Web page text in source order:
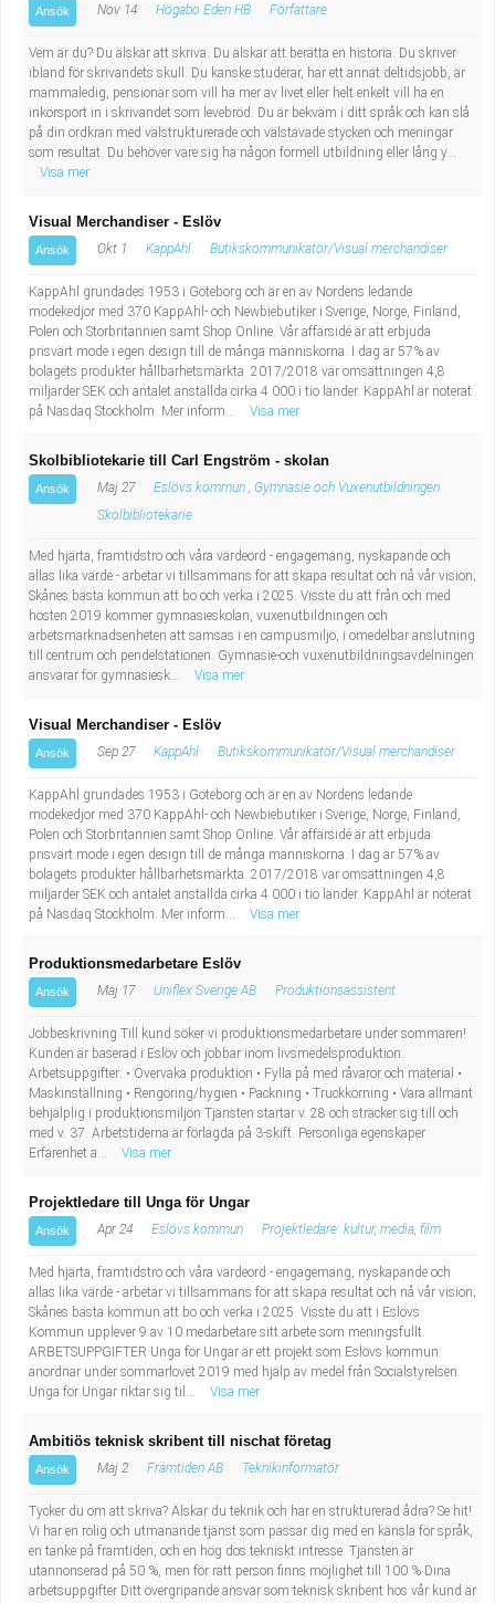
Ansök Nov 14 Högabo Eden HB Författare
Vem är du? Du älskar att skriva. Du älskar att berätta en historia. Du skriver
ibland för skrivandets skull. Du kanske studerar, har ett annat deltidsjobb, är
mammaledig, pensionär som vill ha mer av livet eller helt enkelt vill ha en
inkörsport in i skrivandet som levebröd. Du är bekväm i ditt språk och kan slå
på din ordkran med välstrukturerade och välstavade stycken och meningar
som resultat. Du behöver vare sig ha någon formell utbildning eller lång y...
Visa mer
Visual Merchandiser - Eslöv
Ansök Okt 1 KappAhl Butikskommunikatör/Visual merchandiser
KappAhl grundades 1953 i Göteborg och är en av Nordens ledande
modekedjor med 370 KappAhl- och Newbiebutiker i Sverige, Norge, Finland,
Polen och Storbritannien samt Shop Online. Vår affärsidé är att erbjuda
prisvärt mode i egen design till de många människorna. I dag är 57% av
bolagets produkter hållbarhetsmärkta. 2017/2018 var omsättningen 4,8
miljarder SEK och antalet anställda cirka 4 000 i tio länder. KappAhl är noterat
på Nasdaq Stockholm. Mer inform...
Visa mer
Skolbibliotekarie till Carl Engström - skolan
Ansök Maj 27
Eslövs kommun , Gymnasie och Vuxenutbildningen
Skolbibliotekarie
Med hjärta, framtidstro och våra värdeord - engagemang, nyskapande och
allas lika värde - arbetar vi tillsammans för att skapa resultat och nå vår vision;
Skånes bästa kommun att bo och verka i 2025. Visste du att från och med
hösten 2019 kommer gymnasieskolan, vuxenutbildningen och
arbetsmarknadsenheten att samsas i en campusmiljö, i omedelbar anslutning
till centrum och pendelstationen. Gymnasie-och vuxenutbildningsavdelningen
ansvarar för gymnasiesk...
Visa mer
Visual Merchandiser - Eslöv
Ansök Sep 27 KappAhl Butikskommunikatör/Visual merchandiser
KappAhl grundades 1953 i Göteborg och är en av Nordens ledande
modekedjor med 370 KappAhl- och Newbiebutiker i Sverige, Norge, Finland,
Polen och Storbritannien samt Shop Online. Vår affärsidé är att erbjuda
prisvärt mode i egen design till de många människorna. I dag är 57% av
bolagets produkter hållbarhetsmärkta. 2017/2018 var omsättningen 4,8
miljarder SEK och antalet anställda cirka 4 000 i tio länder. KappAhl är noterat
på Nasdaq Stockholm. Mer inform...
Visa mer
Produktionsmedarbetare Eslöv
Ansök Maj 17 Uniflex Sverige AB Produktionsassistent
Jobbeskrivning Till kund söker vi produktionsmedarbetare under sommaren!
Kunden är baserad i Eslöv och jobbar inom livsmedelsproduktion.
Arbetsuppgifter: • Övervaka produktion • Fylla på med råvaror och material •
Maskinställning • Rengöring/hygien • Packning • Truckkörning • Vara allmänt
behjälplig i produktionsmiljön Tjänsten startar v. 28 och sträcker sig till och
med v. 37. Arbetstiderna är förlagda på 3-skift. Personliga egenskaper
Erfarenhet a...
Visa mer
Projektledare till Unga för Ungar
Ansök Apr 24 Eslövs kommun Projektledare: kultur, media, film
Med hjärta, framtidstro och våra värdeord - engagemang, nyskapande och
allas lika värde - arbetar vi tillsammans för att skapa resultat och nå vår vision;
Skånes bästa kommun att bo och verka i 2025. Visste du att i Eslövs
Kommun upplever 9 av 10 medarbetare sitt arbete som meningsfullt.
ARBETSUPPGIFTER Unga för Ungar är ett projekt som Eslövs kommun
anordnar under sommarlovet 2019 med hjälp av medel från Socialstyrelsen.
Unga för Ungar riktar sig til...
Visa mer
Ambitiös teknisk skribent till nischat företag
Ansök Maj 2 Framtiden AB Teknikinformatör
Tycker du om att skriva? Älskar du teknik och har en strukturerad ådra? Se hit!
Vi har en rolig och utmanande tjänst som passar dig med en känsla för språk,
en tanke på framtiden, och en hög dos tekniskt intresse. Tjänsten är
utannonserad på 50 %, men för rätt person finns möjlighet till 100 % Dina
arbetsuppgifter Ditt övergripande ansvar som teknisk skribent hos vår kund är